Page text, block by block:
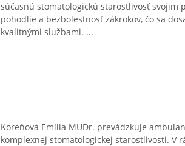
súčasnú stomatologickú starostlivosť svojim
pohodlie a bezbolestnosť zákrokov, čo sa
kvalitnými službami. ...
Koreňová Emília MUDr. prevádzkuje
komplexnej stomatologickej starostlivosti. V